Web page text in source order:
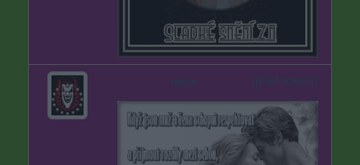
rokos (před rokem)